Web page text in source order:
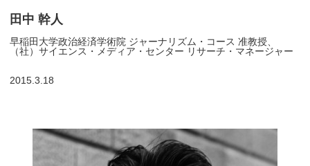
田中 幹人
早稲田大学政治経済学術院 ジャーナリズム・コース 准教授
（社）サイエンス・メディア・センター リサーチ・マネージャー
2015.3.18